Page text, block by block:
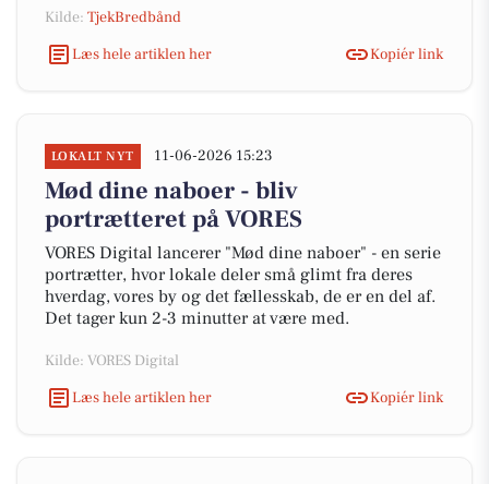
Kilde: TjekBredbånd
Læs hele artiklen her
Kopiér link
LOKALT NYT 11-06-2026 15:23
Mød dine naboer - bliv
portrætteret på VORES
VORES Digital lancerer "Mød dine naboer" - en serie
portrætter, hvor lokale deler små glimt fra deres
hverdag, vores by og det fællesskab, de er en del af.
Det tager kun 2-3 minutter at være med.
Kilde: VORES Digital
Læs hele artiklen her
Kopiér link